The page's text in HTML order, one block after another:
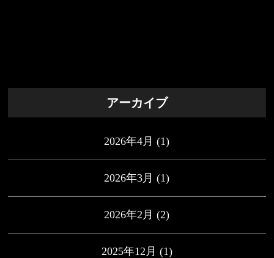
アーカイブ
2026年4月 (1)
2026年3月 (1)
2026年2月 (2)
2025年12月 (1)